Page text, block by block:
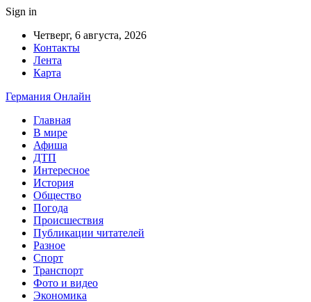
Sign in
Четверг, 6 августа, 2026
Контакты
Лента
Карта
Германия Онлайн
Главная
В мире
Афиша
ДТП
Интересное
История
Общество
Погода
Происшествия
Публикации читателей
Разное
Спорт
Транспорт
Фото и видео
Экономика